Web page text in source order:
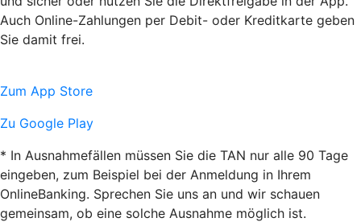
Auch Online-Zahlungen per Debit- oder Kreditkarte geben
Sie damit frei.
Zum App Store
Zu Google Play
* In Ausnahmefällen müssen Sie die TAN nur alle 90 Tage
eingeben, zum Beispiel bei der Anmeldung in Ihrem
OnlineBanking. Sprechen Sie uns an und wir schauen
gemeinsam, ob eine solche Ausnahme möglich ist.